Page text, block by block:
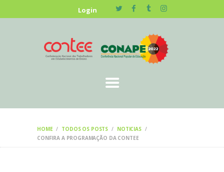
Login
HOME TODOS OS POSTS
NOTICIAS
CONFIRA A PROGRAMAÇÃO DA CONTEE
HOME